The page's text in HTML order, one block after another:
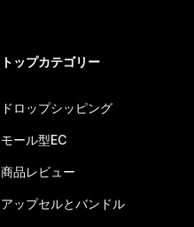
トップカテゴリー
ドロップシッピング
モール型EC
商品レビュー
アップセルとバンドル